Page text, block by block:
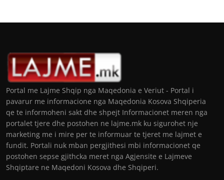
Portal me Lajme Shqip nga Maqedonia e Veriut - Portal i
pavarur me informacione nga Maqedonia Kosova Shqiperia
qe te informoheni sakt dhe shpejt Informacionet meren nga
portalet tjere dhe postohen ne lajme.mk ku sigurohet nje
marketing me i mire per te informuar te tjeret me lajmet e
fundit. Portali nuk mban pergjithesi mbi informacionet qe
postohen sepse gjithcka meret nga Agjensite e Lajmeve
Shqiptare ne Maqedoni Kosova dhe Shqiperi.